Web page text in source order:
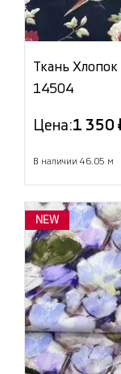
Ткань
14504
Цена:1 350
В наличии 46.05 м
NEW